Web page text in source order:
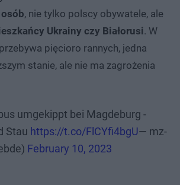
, nie tylko polscy obywatele, ale
Ukrainy czy Białorusi. W
pięcioro rannych, jedna
stanie, ale nie ma zagrożenia
umgekippt bei Magdeburg -
Stau https://t.co/FlCYfi4bgU— mz-
February 10, 2023